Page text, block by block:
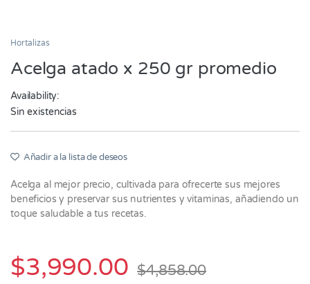
Hortalizas
Acelga atado x 250 gr promedio
Availability:
Sin existencias
Añadir a la lista de deseos
Acelga al mejor precio, cultivada para ofrecerte sus mejores
beneficios y preservar sus nutrientes y vitaminas, añadiendo un
toque saludable a tus recetas.
$3,990.00 $4,858.00